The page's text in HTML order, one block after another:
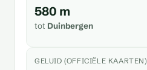
580 m
tot Duinbergen
GELUID (OFFICIËLE KAARTEN)